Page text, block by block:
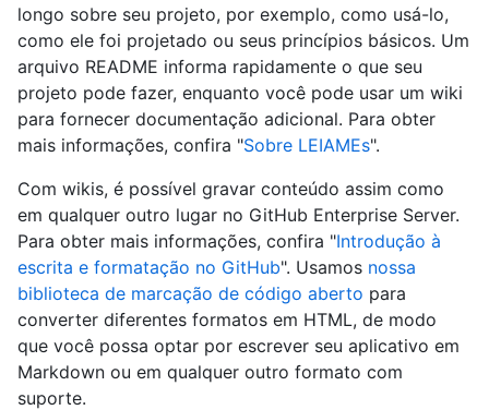
longo sobre seu projeto, por exemplo, como usá-lo,
como ele foi projetado ou seus princípios básicos. Um
arquivo README informa rapidamente o que seu
projeto pode fazer, enquanto você pode usar um wiki
para fornecer documentação adicional. Para obter
mais informações, confira "Sobre LEIAMEs".
Com wikis, é possível gravar conteúdo assim como
em qualquer outro lugar no GitHub Enterprise Server.
Para obter mais informações, confira "Introdução à
escrita e formatação no GitHub". Usamos nossa
biblioteca de marcação de código aberto para
converter diferentes formatos em HTML, de modo
que você possa optar por escrever seu aplicativo em
Markdown ou em qualquer outro formato com
suporte.